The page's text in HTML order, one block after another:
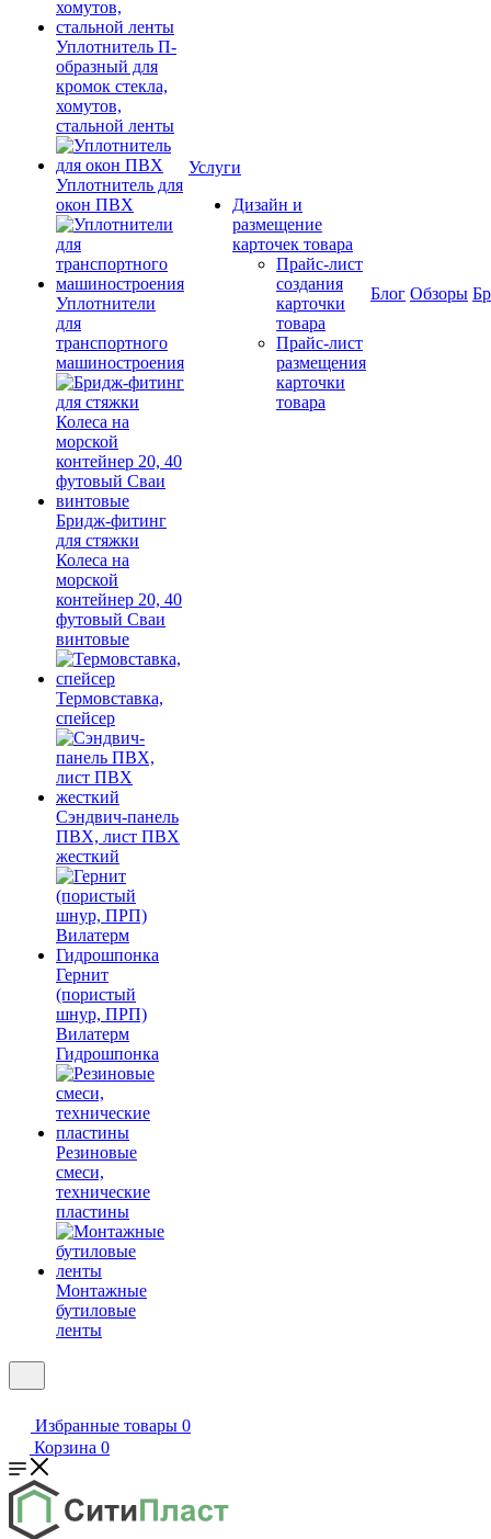
Уплотнитель П-
образный для
кромок стекла,
хомутов,
стальной ленты
Уплотнитель для
окон ПВХ
Уплотнители
для
транспортного
машиностроения
Бридж-фитинг
для стяжки
Колеса на
морской
контейнер 20, 40
футовый Сваи
винтовые
Термовставка,
спейсер
Сэндвич-панель
ПВХ, лист ПВХ
жесткий
Гернит
(пористый
шнур, ПРП)
Вилатерм
Гидрошпонка
Резиновые
смеси,
технические
пластины
Монтажные
бутиловые
ленты
Услуги
Дизайн и
размещение
карточек товара
Прайс-лист
создания
карточки
товара
Прайс-лист
размещения
карточки
товара
Блог Обзоры
Избранные товары 0
Корзина 0